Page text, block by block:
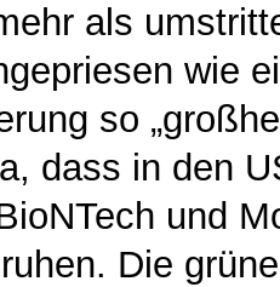
als
wie
so
dass in den
und
Die